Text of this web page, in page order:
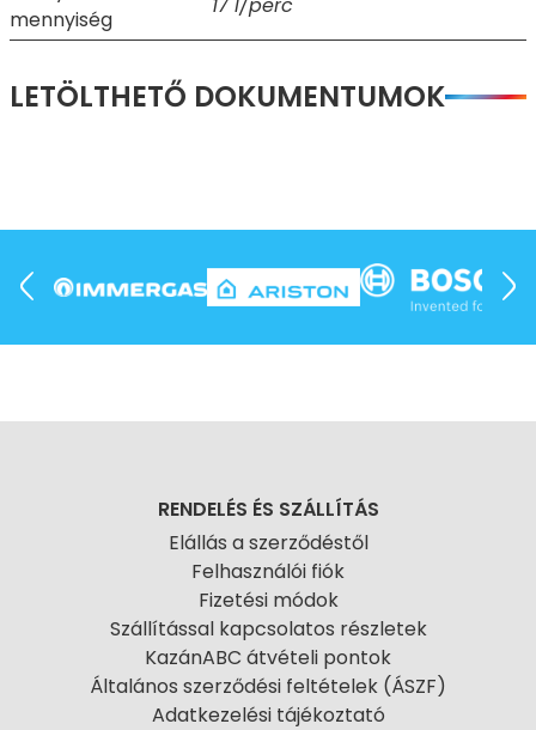
mennyiség
LETÖLTHETŐ DOKUMENTUMOK
RENDELÉS ÉS SZÁLLÍTÁS
Elállás a szerződéstől
Felhasználói fiók
Fizetési módok
Szállítással kapcsolatos részletek
KazánABC átvételi pontok
Általános szerződési feltételek (ÁSZF)
Adatkezelési tájékoztató